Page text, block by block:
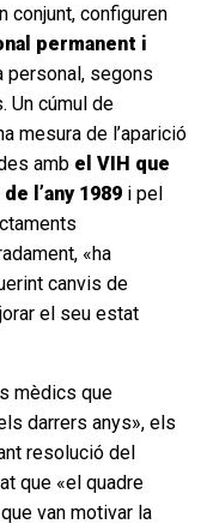
conjunt, configuren
permanent i
personal, segons
Un cúmul de
mesura de l’aparició
amb el VIH que
l’any 1989 i pel
«ha
canvis de
el seu estat
mèdics que
darrers anys», els
resolució del
que «el quadre
van motivar la